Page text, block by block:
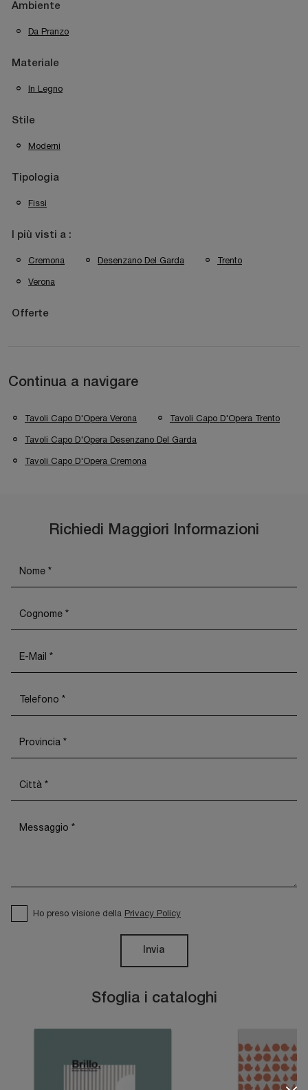
Ambiente
Da Pranzo
Materiale
In Legno
Stile
Moderni
Tipologia
Fissi
I più visti a :
Cremona Desenzano Del Garda Trento
Verona
Offerte
Continua a navigare
Tavoli Capo D'Opera Verona Tavoli Capo D'Opera Trento
Tavoli Capo D'Opera Desenzano Del Garda
Tavoli Capo D'Opera Cremona
Sfoglia i cataloghi
Richiedi Maggiori Informazioni
Ho preso visione della Privacy Policy
Invia